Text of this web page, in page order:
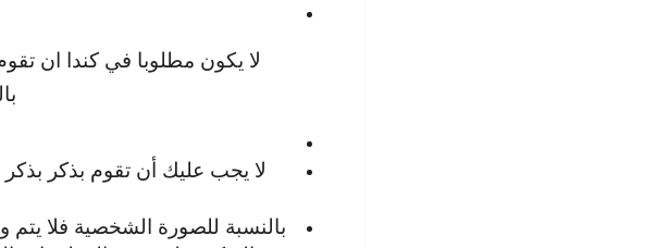
لا يكون مطلوبا في كندا ان
لا يجب عليك أن تقوم بذكر بذكر
بالنسبة للصورة الشخصية فلا